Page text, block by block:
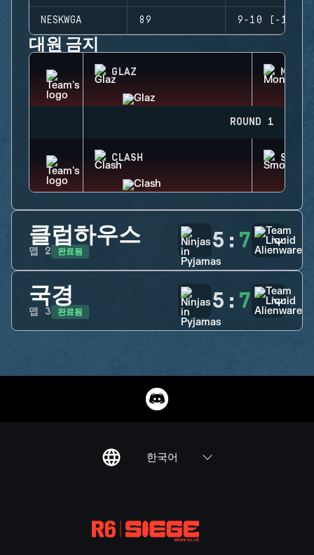
NESKWGA 89 9-10 (-1)
대원 금지
GLAZ
ROUND 1
CLASH SMOKE
클럽하우스
맵 2 완료됨 5 : 7
국경
맵 3 완료됨 5 : 7
한국어